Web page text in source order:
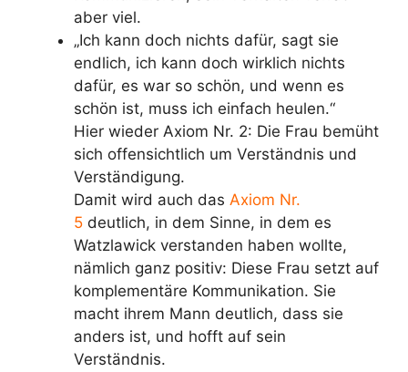
aber viel.
„Ich kann doch nichts dafür, sagt sie
endlich, ich kann doch wirklich nichts
dafür, es war so schön, und wenn es
schön ist, muss ich einfach heulen.“
Hier wieder Axiom Nr. 2: Die Frau bemüht
sich offensichtlich um Verständnis und
Verständigung.
Damit wird auch das Axiom Nr.
5 deutlich, in dem Sinne, in dem es
Watzlawick verstanden haben wollte,
nämlich ganz positiv: Diese Frau setzt auf
komplementäre Kommunikation. Sie
macht ihrem Mann deutlich, dass sie
anders ist, und hofft auf sein
Verständnis.